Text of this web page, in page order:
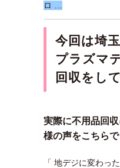
ロ …
今回は埼
プラズマ
回収をし
実際に不用品回
様の声をこちらで
「 地デジに変わっ